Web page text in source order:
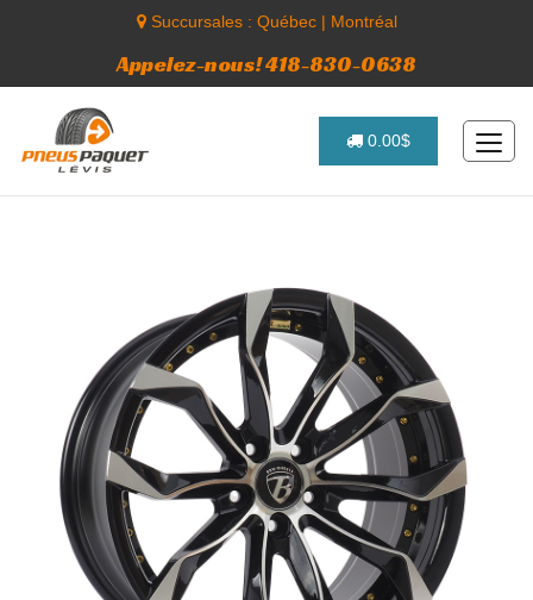
Succursales : Québec| Montréal
Appelez-nous! 418-830-0638
0.00$